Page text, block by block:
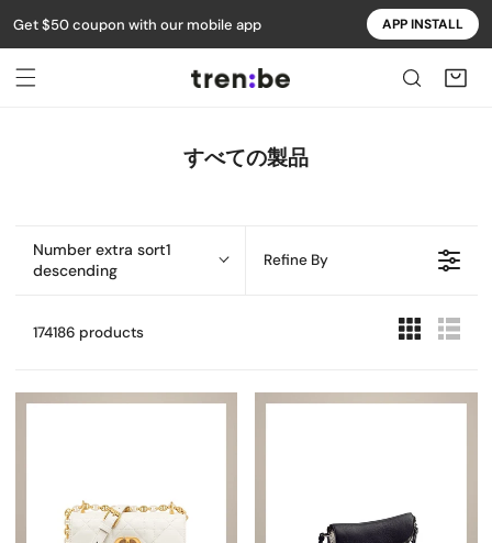
Get $50 coupon with our mobile app APP INSTALL
ンツにスキップ
コ
すべての製品
Number extra sort1
descending
Refine By
174186 products